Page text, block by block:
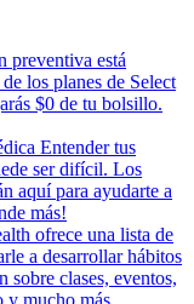
preventiva está
los planes de Select
$0 de tu bolsillo.
Entender tus
ser difícil. Los
aquí para ayudarte a
más!
ofrece una lista de
a desarrollar hábitos
sobre clases, eventos,